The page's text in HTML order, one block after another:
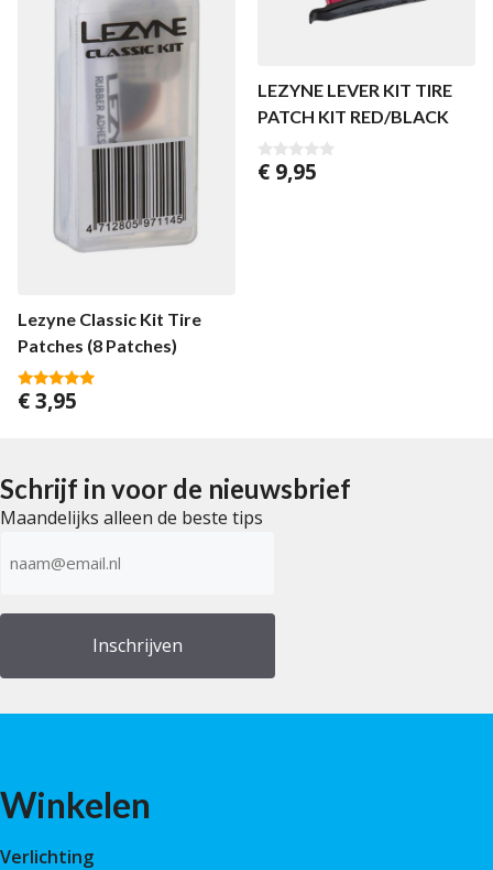
Lezyne Classic Kit Tire
Patches (8 Patches)
5.00
van 5
€3,95
LEZYNE LEVER KIT TIRE
PATCH KIT RED/BLACK
0
v
€ 9,95
Schrijf in voor de nieuwsbrief
Maandelijks alleen de beste tips
mailadres
Winkelen
Verlichting